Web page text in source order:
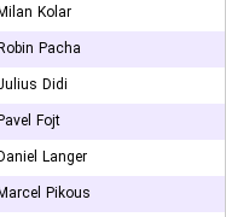
Kolar
Pacha
Didi
Fojt
Langer
Pikous